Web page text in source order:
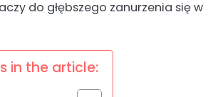
do głębszego zanurzenia się w
in the article: